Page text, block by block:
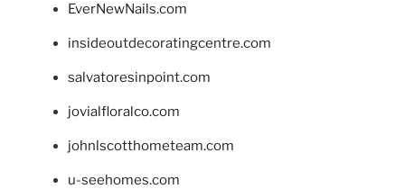
EverNewNails.com
insideoutdecoratingcentre.com
salvatoresinpoint.com
jovialfloralco.com
johnlscotthometeam.com
u-seehomes.com